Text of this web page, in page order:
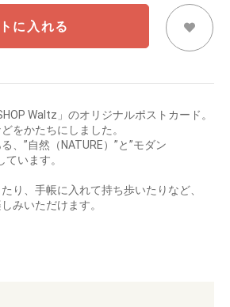
に入れる
Waltz」のオリジナルポストカード。
をかたちにしました。
、”自然（NATURE）”と”モダン
ています。
り、手帳に入れて持ち歩いたりなど、
みいただけます。